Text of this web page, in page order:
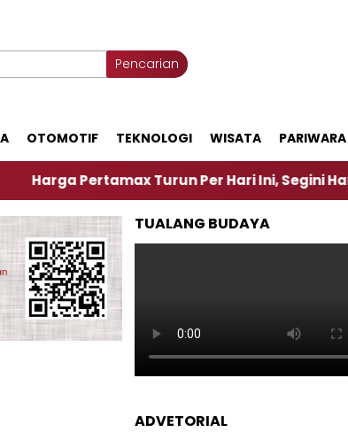
Pencarian
OTOMOTIF TEKNOLOGI WISATA PARIWARA
Pertamax Turun Per Hari Ini, Segini Harganya
TUALANG BUDAYA
ADVETORIAL